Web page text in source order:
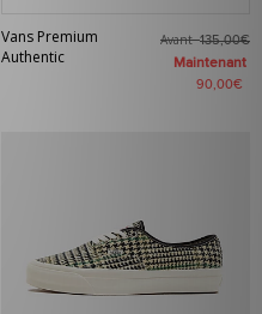
Vans Premium
Authentic
Avant135,00€
Maintenant
90,00€